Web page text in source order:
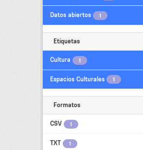
Datos abiertos 1
Etiquetas
Cultura 1
Espacios Culturales 1
Formatos
CSV 1
TXT 1